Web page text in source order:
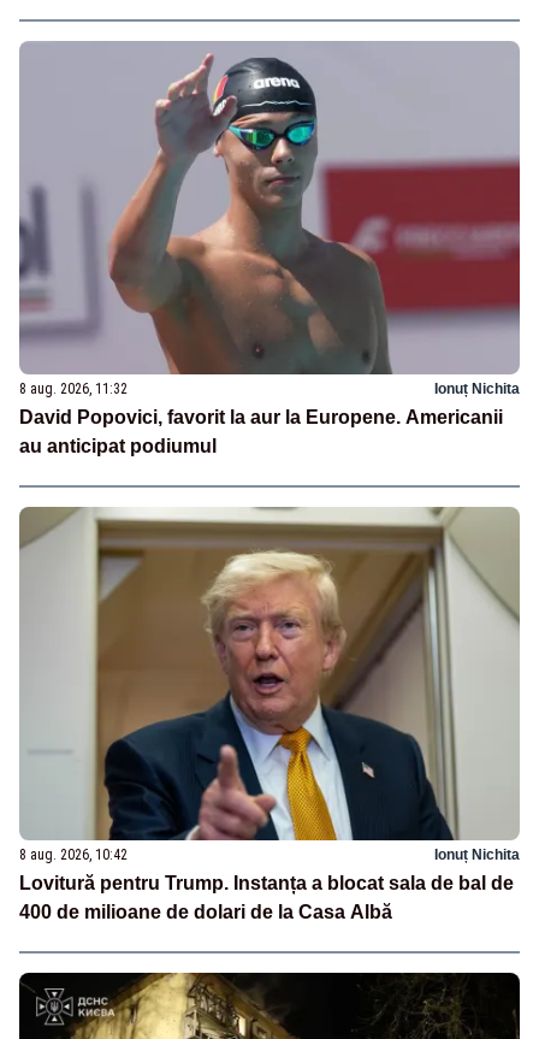
8 aug. 2026, 11:32 Ionuț Nichita
David Popovici, favorit la aur la Europene. Americanii
au anticipat podiumul
8 aug. 2026, 10:42 Ionuț Nichita
Lovitură pentru Trump. Instanța a blocat sala de bal de
400 de milioane de dolari de la Casa Albă